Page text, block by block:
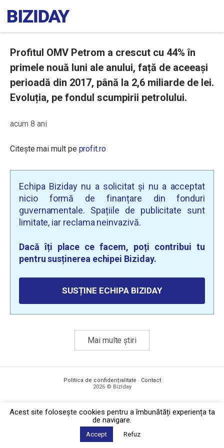
Profitul OMV Petrom a crescut cu 44% în
primele nouă luni ale anului, față de aceeași
perioadă din 2017, până la 2,6 miliarde de lei.
Evoluția, pe fondul scumpirii petrolului.
acum 8 ani
Citește mai mult pe profit.ro
Echipa Biziday nu a solicitat și nu a acceptat
nicio formă de finanțare din fonduri
guvernamentale. Spațiile de publicitate sunt
limitate, iar reclama neinvazivă.
Dacă îți place ce facem, poți contribui tu
pentru susținerea echipei Biziday.
SUSȚINE ECHIPA BIZIDAY
Mai multe știri
Politica de confidențialitate · Contact
2026 © Biziday
Acest site foloseşte cookies pentru a îmbunătăți experiența ta
de navigare.
Accept Refuz